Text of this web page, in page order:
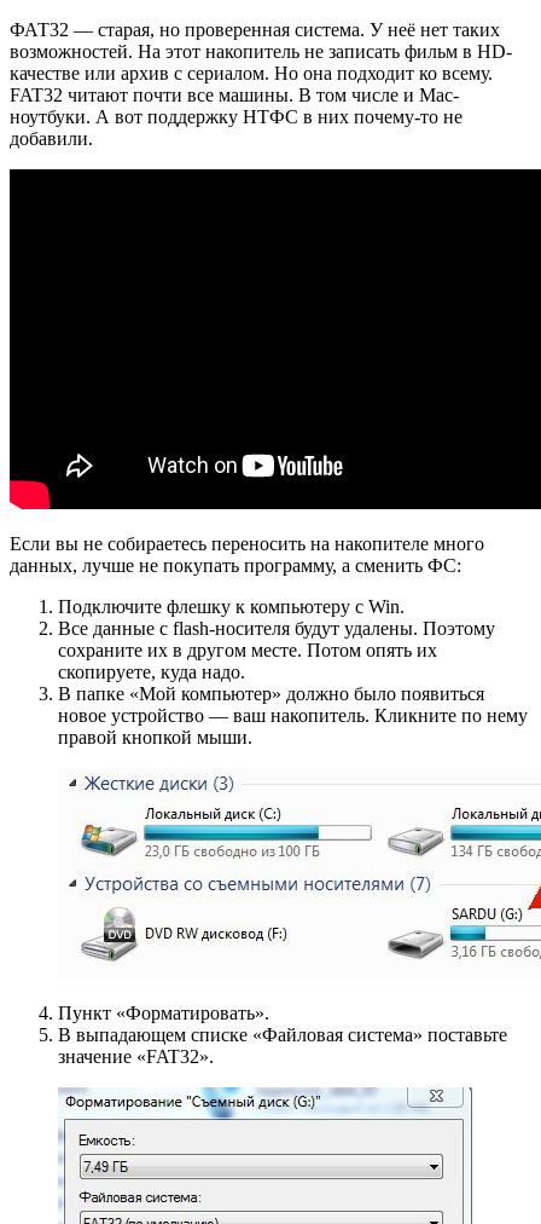
ФАТ32 — старая, но проверенная система. У неё нет таких
возможностей. На этот накопитель не записать фильм в HD-
качестве или архив с сериалом. Но она подходит ко всему.
FAT32 читают почти все машины. В том числе и Мас-
ноутбуки. А вот поддержку НТФС в них почему-то не
добавили.
Если вы не собираетесь переносить на накопителе много
данных, лучше не покупать программу, а сменить ФС:
Подключите флешку к компьютеру с Win.
Все данные с flash-носителя будут удалены. Поэтому
сохраните их в другом месте. Потом опять их
скопируете, куда надо.
В папке «Мой компьютер» должно было появиться
новое устройство — ваш накопитель. Кликните по нему
правой кнопкой мыши.
Пункт «Форматировать».
В выпадающем списке «Файловая система» поставьте
значение «FAT32».